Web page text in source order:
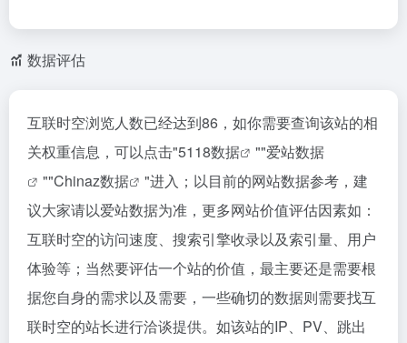
数据评估
互联时空浏览人数已经达到86，如你需要查询该站的相
关权重信息，可以点击"5118数据 ""爱站数据
""Chinaz数据
"进入；以目前的网站数据参考，建
议大家请以爱站数据为准，更多网站价值评估因素如：
互联时空的访问速度、搜索引擎收录以及索引量、用户
体验等；当然要评估一个站的价值，最主要还是需要根
据您自身的需求以及需要，一些确切的数据则需要找互
联时空的站长进行洽谈提供。如该站的IP、PV、跳出